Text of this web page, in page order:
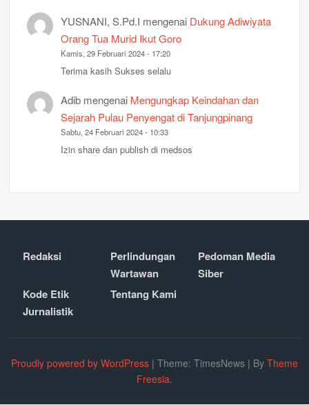
YUSNANI, S.Pd.I mengenai Dukung Adiwiyata
Orang Tua Murid Ikut Goro
Kamis, 29 Februari 2024 - 17:20
Terima kasih Sukses selalu
Adib mengenai Mengungkap Keindahan dan
Sejarah Pulau Penyengat di Tanjungpinang
Sabtu, 24 Februari 2024 - 10:33
Izin share dan publish di medsos
Redaksi
Perlindungan
Wartawan
Pedoman Media
Siber
Kode Etik
Jurnalistik
Tentang Kami
Proudly powered by WordPress | Theme: TimesNews | By Theme
Freesia.